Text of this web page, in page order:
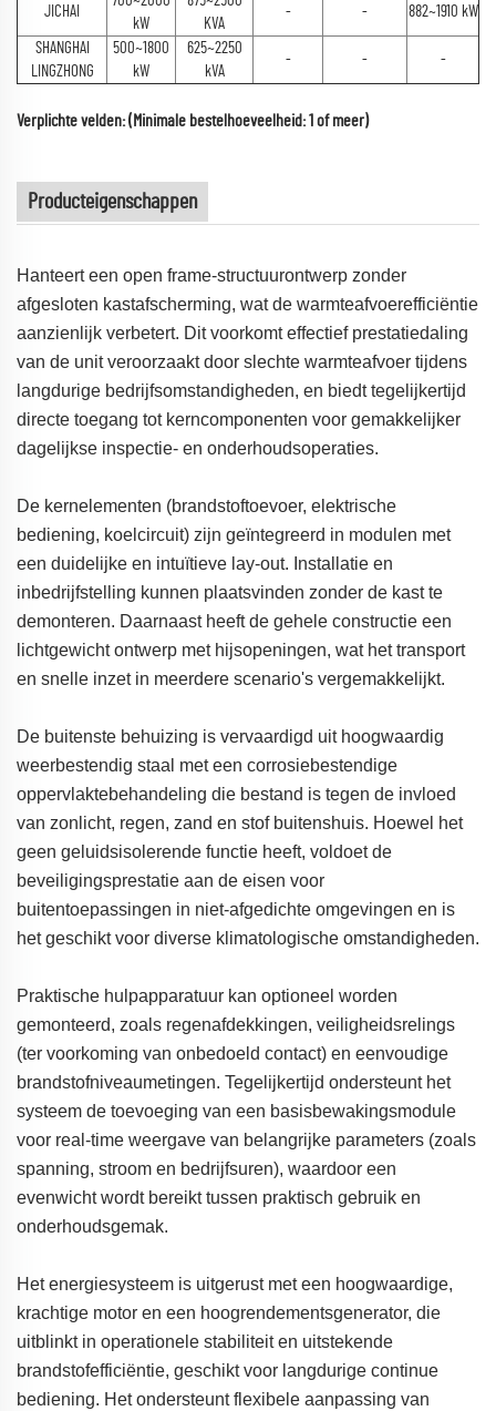
JICHAI
kW
KVA
- - 882~1910 kW
SHANGHAI
LINGZHONG
500~1800
kW
625~2250
kVA
- - -
Verplichte velden: (Minimale bestelhoeveelheid: 1 of meer)
Producteigenschappen
Hanteert een open frame-structuurontwerp zonder
afgesloten kastafscherming, wat de warmteafvoerefficiëntie
aanzienlijk verbetert. Dit voorkomt effectief prestatiedaling
van de unit veroorzaakt door slechte warmteafvoer tijdens
langdurige bedrijfsomstandigheden, en biedt tegelijkertijd
directe toegang tot kerncomponenten voor gemakkelijker
dagelijkse inspectie- en onderhoudsoperaties.
De kernelementen (brandstoftoevoer, elektrische
bediening, koelcircuit) zijn geïntegreerd in modulen met
een duidelijke en intuïtieve lay-out. Installatie en
inbedrijfstelling kunnen plaatsvinden zonder de kast te
demonteren. Daarnaast heeft de gehele constructie een
lichtgewicht ontwerp met hijsopeningen, wat het transport
en snelle inzet in meerdere scenario's vergemakkelijkt.
De buitenste behuizing is vervaardigd uit hoogwaardig
weerbestendig staal met een corrosiebestendige
oppervlaktebehandeling die bestand is tegen de invloed
van zonlicht, regen, zand en stof buitenshuis. Hoewel het
geen geluidsisolerende functie heeft, voldoet de
beveiligingsprestatie aan de eisen voor
buitentoepassingen in niet-afgedichte omgevingen en is
het geschikt voor diverse klimatologische omstandigheden.
Praktische hulpapparatuur kan optioneel worden
gemonteerd, zoals regenafdekkingen, veiligheidsrelings
(ter voorkoming van onbedoeld contact) en eenvoudige
brandstofniveaumetingen. Tegelijkertijd ondersteunt het
systeem de toevoeging van een basisbewakingsmodule
voor real-time weergave van belangrijke parameters (zoals
spanning, stroom en bedrijfsuren), waardoor een
evenwicht wordt bereikt tussen praktisch gebruik en
onderhoudsgemak.
Het energiesysteem is uitgerust met een hoogwaardige,
krachtige motor en een hoogrendementsgenerator, die
uitblinkt in operationele stabiliteit en uitstekende
brandstofefficiëntie, geschikt voor langdurige continue
bediening. Het ondersteunt flexibele aanpassing van